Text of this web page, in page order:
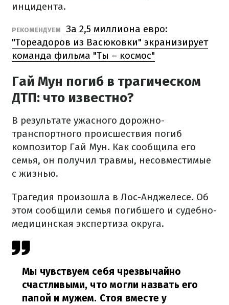
инцидента.
РЕКОМЕНДУЕМ
За 2,5 миллиона евро:
"Тореадоров из Васюковки" экранизирует
команда фильма "Ты – космос"
Гай Мун погиб в трагическом
ДТП: что известно?
В результате ужасного дорожно-
транспортного происшествия погиб
композитор Гай Мун. Как сообщила его
семья, он получил травмы, несовместимые
с жизнью.
Трагедия произошла в Лос-Анджелесе. Об
этом сообщили семья погибшего и судебно-
медицинская экспертиза округа.
Мы чувствуем себя чрезвычайно
счастливыми, что могли назвать его
папой и мужем. Стоя вместе у